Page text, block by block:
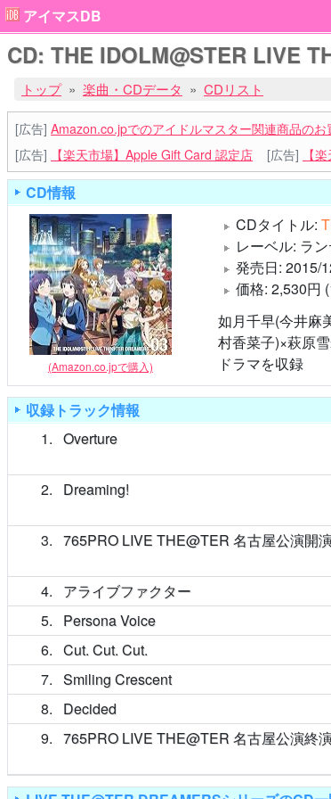
アイマスDB
CD: THE IDOLM@STER LIVE
トップ 楽曲・CDデータ CDリスト
[広告] Amazon.co.jpでのアイドルマスター関連商品のお
[広告]
【楽天市場】Apple Gift Card 認定店 [広告] 【
CD情報
(Amazon.co.jpで購入)
CDタイトル:
レーベル: ラ
発売日: 2015/
価格: 2,530円
如月千早(今井麻
村香菜子)×萩原
ドラマを収録
収録トラック情報
1
Overture
2
Dreaming!
3
765PRO LIVE THE@TER 名古屋公演開
4
アライブファクター
5
Persona Voice
6
Cut. Cut. Cut.
7
Smiling Crescent
8
Decided
9
765PRO LIVE THE@TER 名古屋公演終